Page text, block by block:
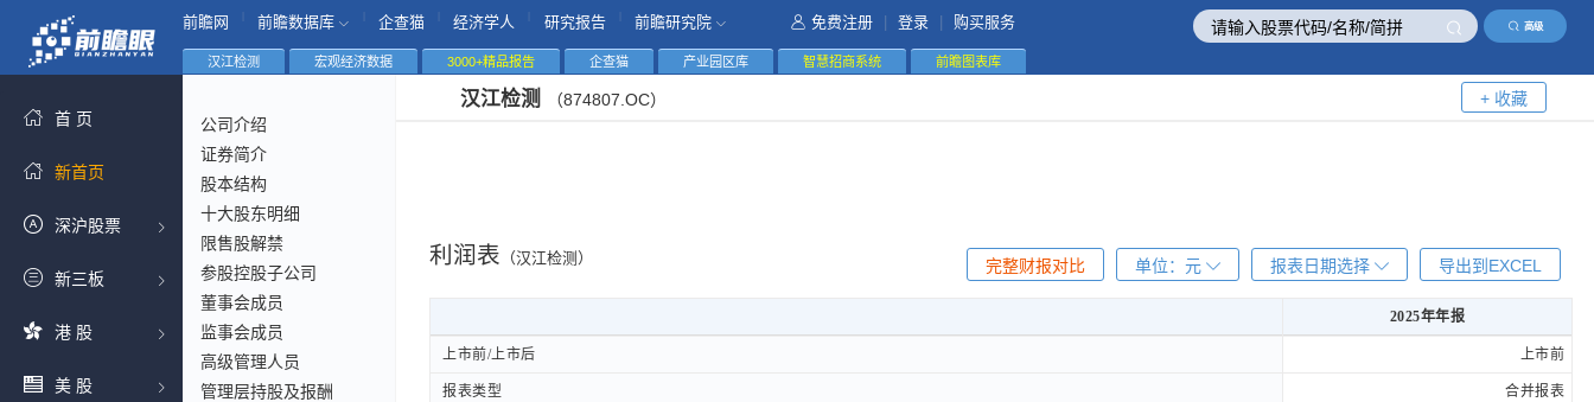
高级
前瞻网 前瞻数据库 企查猫 经济学人 研究报告 前瞻研究院 免费注册 登录 购买服务
首 页
新首页
深沪股票
新三板
港 股
美 股
汉江检测 宏观经济数据 3000+精品报告 企查猫 产业园区库 智慧招商系统 前瞻图表库
公司介绍
证券简介
股本结构
十大股东明细
限售股解禁
参股控股子公司
董事会成员
监事会成员
高级管理人员
管理层持股及报酬
汉江检测 （874807.OC） + 收藏
利润表 （汉江检测） 导出到EXCEL
报表日期选择
单位： 元
完整财报对比
2025年年报
上市前/上市后 上市前
报表类型 合并报表
上市前/上市后
报表类型